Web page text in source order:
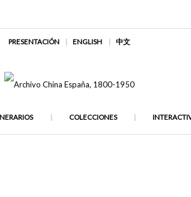
PRESENTACIÓN ENGLISH 中文
COLECCIONES